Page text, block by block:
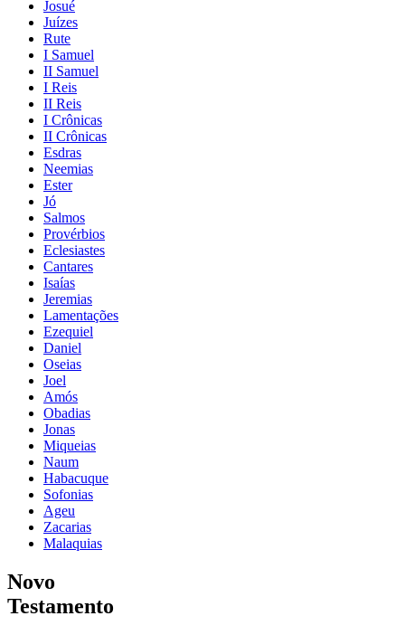
Josué
Juízes
Rute
I Samuel
II Samuel
I Reis
II Reis
I Crônicas
II Crônicas
Esdras
Neemias
Ester
Jó
Salmos
Provérbios
Eclesiastes
Cantares
Isaías
Jeremias
Lamentações
Ezequiel
Daniel
Oseias
Joel
Amós
Obadias
Jonas
Miqueias
Naum
Habacuque
Sofonias
Ageu
Zacarias
Malaquias
Novo
Testamento